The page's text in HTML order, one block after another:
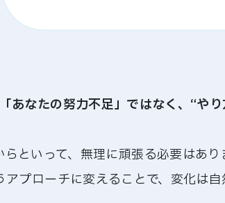
あなたの努力不足」ではなく、“やり
らといって、無理に頑張る必要はあり
プローチに変えることで、変化は自